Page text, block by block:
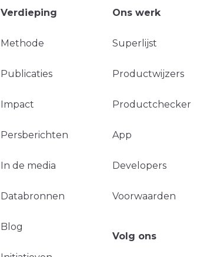
Verdieping
Methode
Publicaties
Impact
Persberichten
In de media
Databronnen
Blog
Ons werk
Superlijst
Productwijzers
Productchecker
App
Developers
Voorwaarden
Volg ons